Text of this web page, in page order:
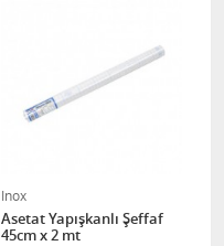
Inox
Asetat Yapışkanlı Şeffaf
45cm x 2 mt